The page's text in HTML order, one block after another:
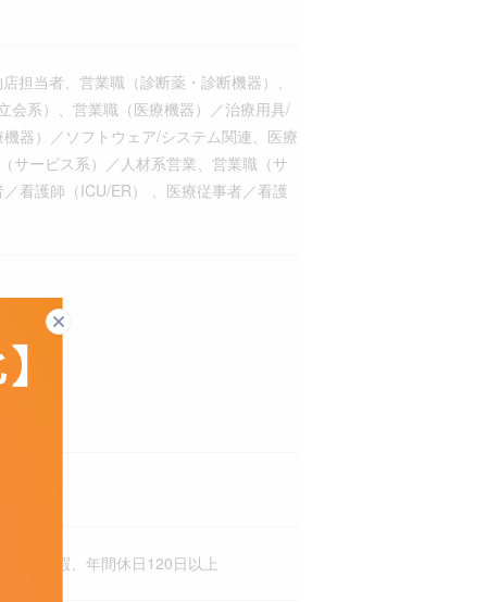
担当者、営業職（診断薬・診断機器）、
会系）、営業職（医療機器）／治療用具/
器）／ソフトウェア/システム関連、医療
サービス系）／人材系営業、営業職（サ
看護師（ICU/ER） 、医療従事者／看護
介護休暇、年間休日120日以上